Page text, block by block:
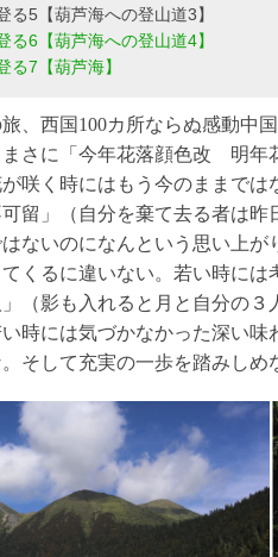
5【葫芦海への登山道3】
6【葫芦海への登山道4】
る7【葫芦海】
、西国100カ所ならぬ感動中
まさに「今年花落顔色改 明
咲く時にはもう今のままで
留」（自分を棄て去る者は昨
ないのになんという思い上
くるに違いない。若い時には
（影も入れると月と自分の
時には気づかなかった深い
そして充実の一歩を踏みしめ